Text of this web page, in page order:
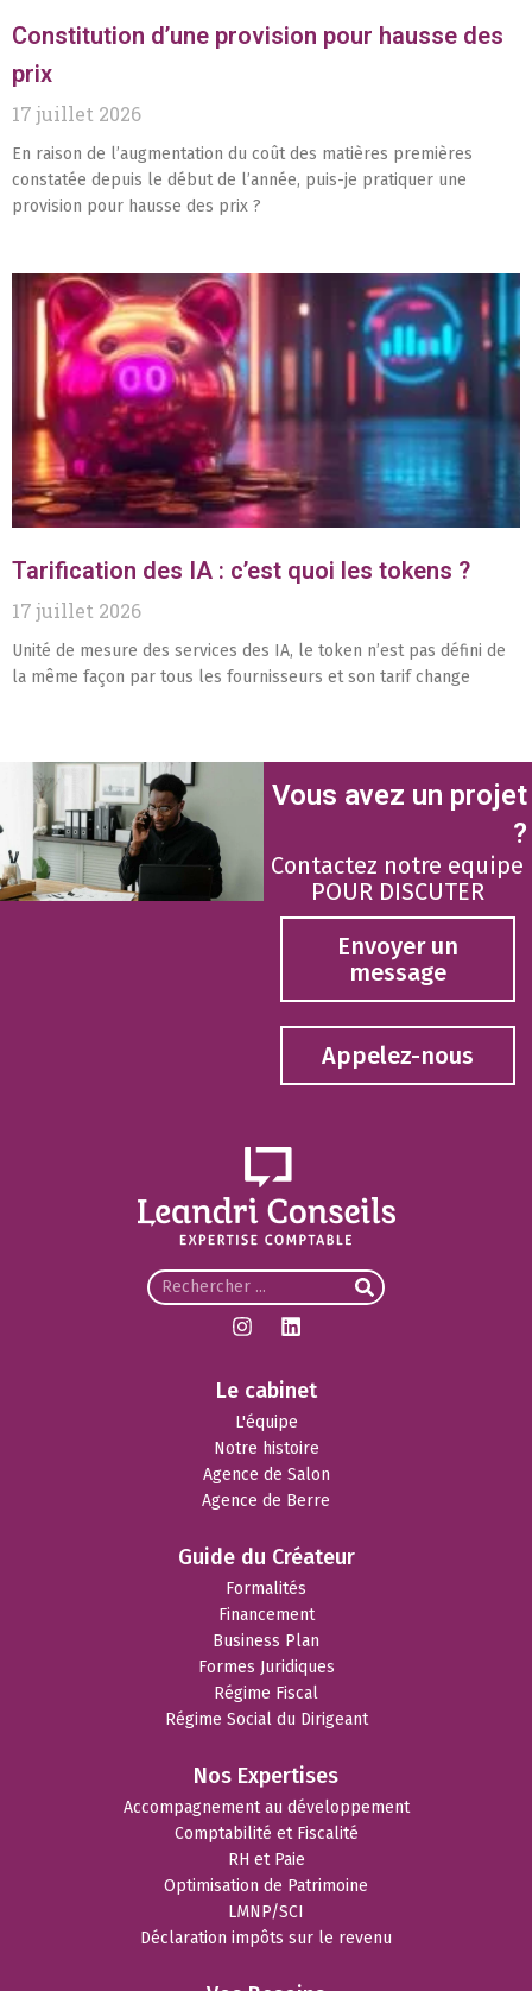
Constitution d’une provision pour hausse des
prix
17 juillet 2026
En raison de l’augmentation du coût des matières premières
constatée depuis le début de l’année, puis-je pratiquer une
provision pour hausse des prix ?
Tarification des IA : c’est quoi les tokens ?
17 juillet 2026
Unité de mesure des services des IA, le token n’est pas défini de
la même façon par tous les fournisseurs et son tarif change
Vous avez un projet
?
Contactez notre equipe
POUR DISCUTER
Envoyer un
message
Appelez-nous
Le cabinet
L'équipe
Notre histoire
Agence de Salon
Agence de Berre
Guide du Créateur
Formalités
Financement
Business Plan
Formes Juridiques
Régime Fiscal
Régime Social du Dirigeant
Nos Expertises
Accompagnement au développement
Comptabilité et Fiscalité
RH et Paie
Optimisation de Patrimoine
LMNP/SCI
Déclaration impôts sur le revenu